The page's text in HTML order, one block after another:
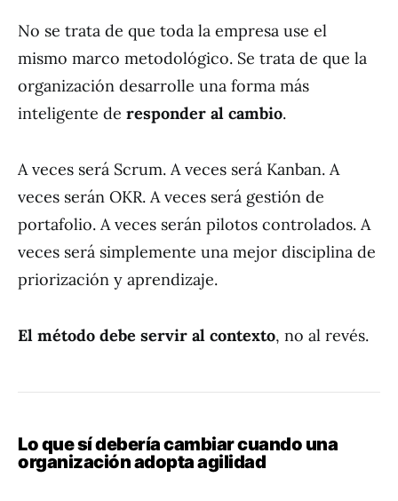
No se trata de que toda la empresa use el
mismo marco metodológico. Se trata de que la
organización desarrolle una forma más
inteligente de responder al cambio.
A veces será Scrum. A veces será Kanban. A
veces serán OKR. A veces será gestión de
portafolio. A veces serán pilotos controlados. A
veces será simplemente una mejor disciplina de
priorización y aprendizaje.
El método debe servir al contexto, no al revés.
Lo que sí debería cambiar cuando una
organización adopta agilidad